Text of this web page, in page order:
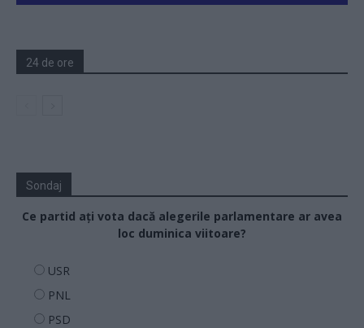
24 de ore
Sondaj
Ce partid ați vota dacă alegerile parlamentare ar avea
loc duminica viitoare?
USR
PNL
PSD